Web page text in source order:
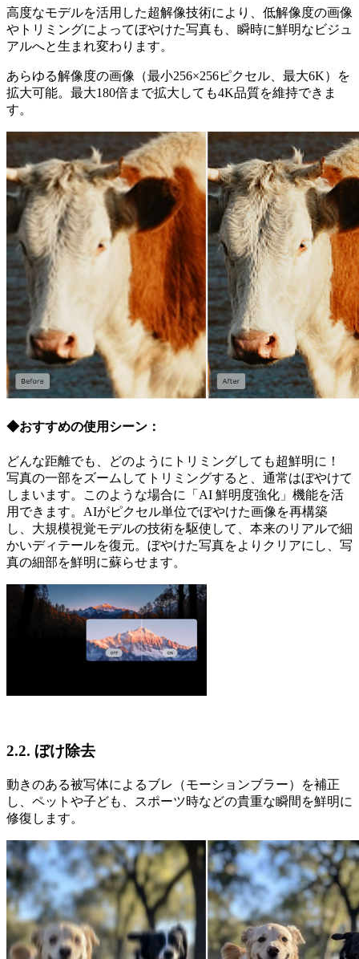
高度なモデルを活用した超解像技術により、低解像度の画像
やトリミングによってぼやけた写真も、瞬時に鮮明なビジュ
アルへと生まれ変わります。
あらゆる解像度の画像（最小256×256ピクセル、最大6K）を
拡大可能。最大180倍まで拡大しても4K品質を維持できま
す。
◆おすすめの使用シーン：
どんな距離でも、どのようにトリミングしても超鮮明に！
写真の一部をズームしてトリミングすると、通常はぼやけて
しまいます。このような場合に「AI 鮮明度強化」機能を活
用できます。AIがピクセル単位でぼやけた画像を再構築
し、大規模視覚モデルの技術を駆使して、本来のリアルで細
かいディテールを復元。ぼやけた写真をよりクリアにし、写
真の細部を鮮明に蘇らせます。
2.2. ぼけ除去
動きのある被写体によるブレ（モーションブラー）を補正
し、ペットや子ども、スポーツ時などの貴重な瞬間を鮮明に
修復します。